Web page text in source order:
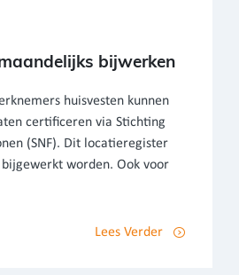
bijwerken
huisvesten kunnen
certificeren via Stichting
(SNF). Dit locatieregister
worden. Ook voor
Lees Verder